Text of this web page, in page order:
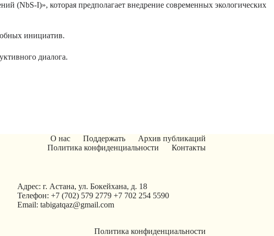
(NbS-I)», которая предполагает внедрение современных экологических
инициатив.
диалога.
О нас Поддержать
Архив публикаций
Политика конфиденциальности
Контакты
Адрес: г. Астана, ул. Бокейхана, д. 18
Телефон: +7 (702) 579 2779 +7 702 254 5590
Email: tabigatqaz@gmail.com
Политика конфиденциальности